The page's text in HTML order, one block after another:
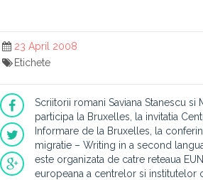
23 April 2008
Etichete
Scriitorii romani Saviana Stanescu si
participa la Bruxelles, la invitatia
Informare de la Bruxelles, la
migratie – Writing in a second
este organizata de catre reteaua
europeana a centrelor si institutelor